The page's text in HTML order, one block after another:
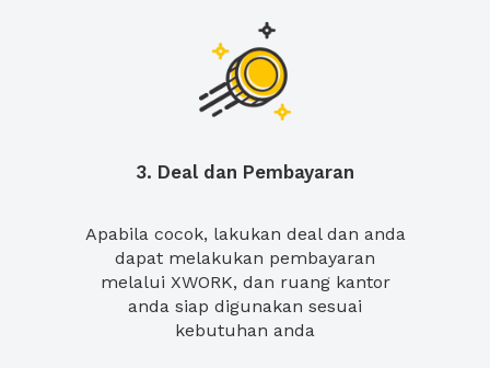
3. Deal dan Pembayaran
Apabila cocok, lakukan deal dan anda
dapat melakukan pembayaran
melalui XWORK, dan ruang kantor
anda siap digunakan sesuai
kebutuhan anda